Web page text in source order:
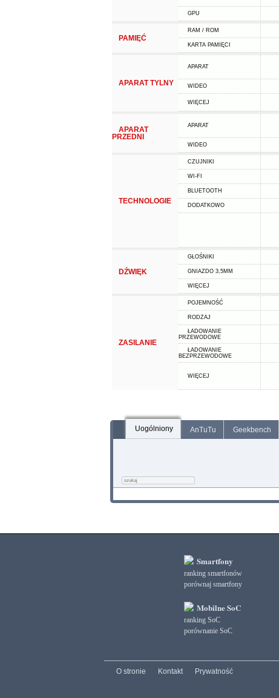
GPU
PAMIĘĆ
RAM / ROM
KARTA PAMIĘCI
APARAT TYLNY
APARAT
WIDEO
WIĘCEJ
APARAT
PRZEDNI
APARAT
WIDEO
TECHNOLOGIE
CZUJNIKI
WI-FI
BLUETOOTH
DODATKOWO
DŹWIĘK
GŁOŚNIKI
GNIAZDO 3,5MM
WIĘCEJ
ZASILANIE
POJEMNOŚĆ
RODZAJ
ŁADOWANIE
PRZEWODOWE
ŁADOWANIE
BEZPRZEWODOWE
WIĘCEJ
Uogólniony AnTuTu Geekbench
Smartfony
ranking smartfonów
porównaj smartfony
Mobilne SoC
ranking SoC
porównanie SoC
O stronie Kontakt Prywatność